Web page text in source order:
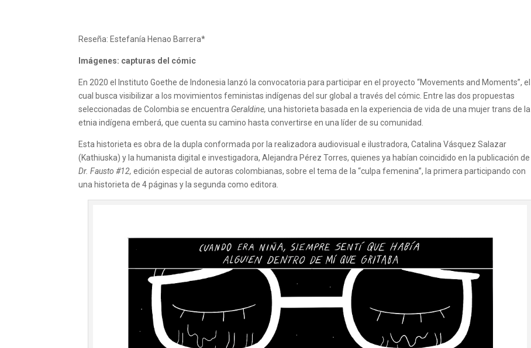
Reseña: Estefanía Henao Barrera*
Imágenes: capturas del cómic
En 2020 el Instituto Goethe de Indonesia lanzó la convocatoria para participar en el proyecto “Movements and Moments”, el
cual busca visibilizar a los movimientos feministas indígenas del sur global a través del cómic. Entre las dos propuestas
seleccionadas de Colombia se encuentra Geraldine,una historieta basada en la experiencia de vida de una mujer trans de la
etnia indígena emberá, que cuenta su camino hasta convertirse en una líder de su comunidad.
Esta historieta es obra de la dupla conformada por la realizadora audiovisual e ilustradora, Catalina Vásquez Salazar
(Kathiuska) y la humanista digital e investigadora, Alejandra Pérez Torres, quienes ya habían coincidido en la publicación de
Dr. Fausto #12, edición especial de autoras colombianas, sobre el tema de la “culpa femenina”, la primera participando con
una historieta de 4 páginas y la segunda como editora.